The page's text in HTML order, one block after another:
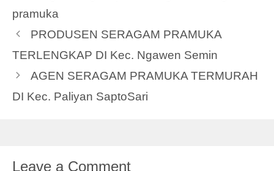
pramuka
PRODUSEN SERAGAM PRAMUKA
TERLENGKAP DI Kec. Ngawen Semin
AGEN SERAGAM PRAMUKA TERMURAH
DI Kec. Paliyan SaptoSari
Leave a Comment